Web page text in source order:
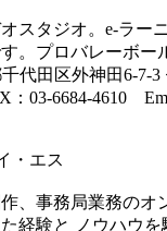
スタジオ。e-ラー
。プロバレーボー
代田区外神田6-7-
03-6684-4610
・エス
、事務局業務の
経験と ノウハウ